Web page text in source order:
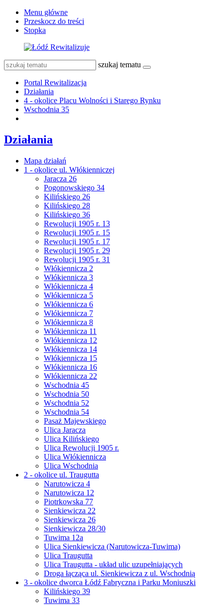
Menu główne
Przeskocz do treści
Stopka
szukaj tematu
Portal Rewitalizacja
Działania
4 - okolice Placu Wolności i Starego Rynku
Wschodnia 35
Działania
Mapa działań
1 - okolice ul. Włókienniczej
Jaracza 26
Pogonowskiego 34
Kilińskiego 26
Kilińskiego 28
Kilińskiego 36
Rewolucji 1905 r. 13
Rewolucji 1905 r. 15
Rewolucji 1905 r. 17
Rewolucji 1905 r. 29
Rewolucji 1905 r. 31
Włókiennicza 2
Włókiennicza 3
Włókiennicza 4
Włókiennicza 5
Włókiennicza 6
Włókiennicza 7
Włókiennicza 8
Włókiennicza 11
Włókiennicza 12
Włókiennicza 14
Włókiennicza 15
Włókiennicza 16
Włókiennicza 22
Wschodnia 45
Wschodnia 50
Wschodnia 52
Wschodnia 54
Pasaż Majewskiego
Ulica Jaracza
Ulica Kilińskiego
Ulica Rewolucji 1905 r.
Ulica Włókiennicza
Ulica Wschodnia
2 - okolice ul. Traugutta
Narutowicza 4
Narutowicza 12
Piotrkowska 77
Sienkiewicza 22
Sienkiewicza 26
Sienkiewicza 28/30
Tuwima 12a
Ulica Sienkiewicza (Narutowicza-Tuwima)
Ulica Traugutta
Ulica Traugutta - układ ulic uzupełniających
Droga łącząca ul. Sienkiewicza z ul. Wschodnią
3 - okolice dworca Łódź Fabryczna i Parku Moniuszki
Kilińskiego 39
Tuwima 33